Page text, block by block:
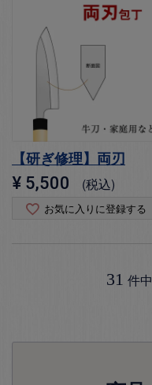
【研ぎ修理】両刃
¥ 5,500 税込
お気に入りに登録する
31 件中